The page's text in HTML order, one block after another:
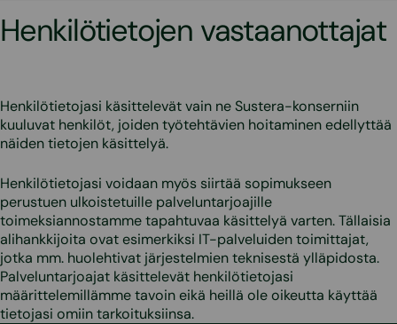
Henkilötietojen vastaanottajat
Henkilötietojasi käsittelevät vain ne Sustera-konserniin
kuuluvat henkilöt, joiden työtehtävien hoitaminen edellyttää
näiden tietojen käsittelyä.
Henkilötietojasi voidaan myös siirtää sopimukseen
perustuen ulkoistetuille palveluntarjoajille
toimeksiannostamme tapahtuvaa käsittelyä varten. Tällaisia
alihankkijoita ovat esimerkiksi IT-palveluiden toimittajat,
jotka mm. huolehtivat järjestelmien teknisestä ylläpidosta.
Palveluntarjoajat käsittelevät henkilötietojasi
määrittelemillämme tavoin eikä heillä ole oikeutta käyttää
tietojasi omiin tarkoituksiinsa.